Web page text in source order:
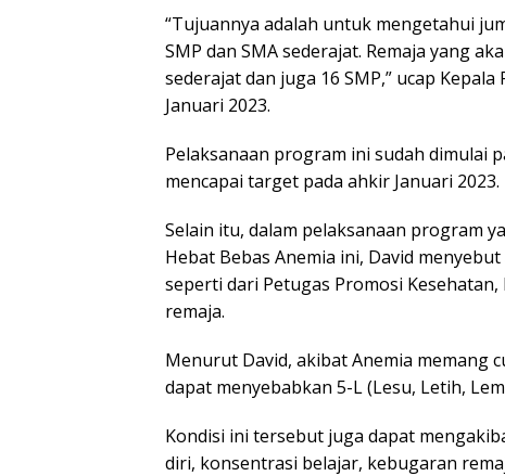
“Tujuannya adalah untuk mengetahui
SMP dan SMA sederajat. Remaja yang
sederajat dan juga 16 SMP,” ucap
Januari 2023.
Pelaksanaan program ini sudah dimulai
mencapai target pada ahkir Januari 2023.
Selain itu, dalam pelaksanaan program
Hebat Bebas Anemia ini, David
seperti dari Petugas Promosi Kesehatan,
remaja.
Menurut David, akibat Anemia memang
dapat menyebabkan 5-L (Lesu, Letih,
Kondisi ini tersebut juga dapat
diri, konsentrasi belajar, kebugaran